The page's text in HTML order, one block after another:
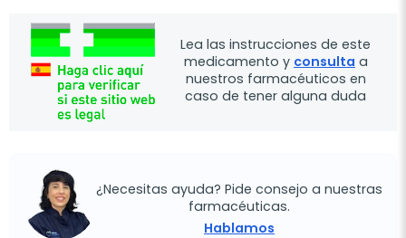
Lea las instrucciones de este
medicamento y consulta a
nuestros farmacéuticos en
caso de tener alguna duda
¿Necesitas ayuda? Pide consejo a nuestras
farmacéuticas.
Hablamos